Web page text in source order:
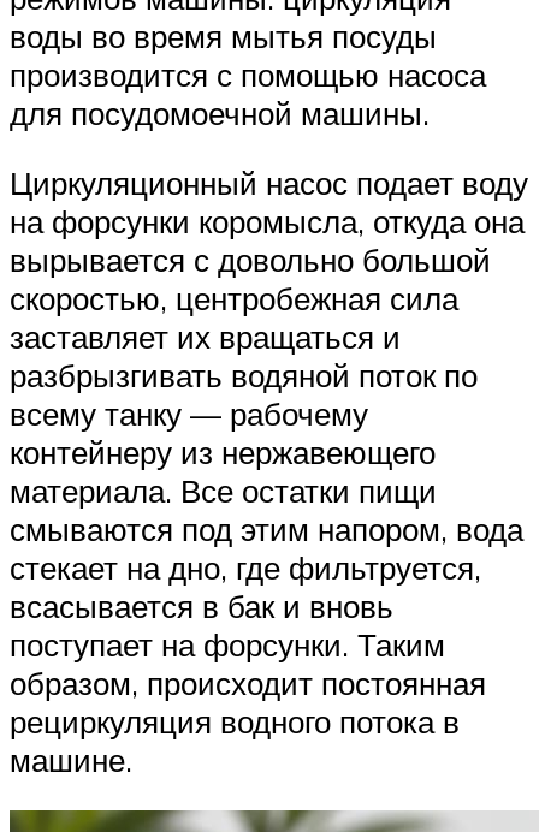
воды во время мытья посуды
производится с помощью насоса
для посудомоечной машины.
Циркуляционный насос подает воду
на форсунки коромысла, откуда она
вырывается с довольно большой
скоростью, центробежная сила
заставляет их вращаться и
разбрызгивать водяной поток по
всему танку — рабочему
контейнеру из нержавеющего
материала. Все остатки пищи
смываются под этим напором, вода
стекает на дно, где фильтруется,
всасывается в бак и вновь
поступает на форсунки. Таким
образом, происходит постоянная
рециркуляция водного потока в
машине.